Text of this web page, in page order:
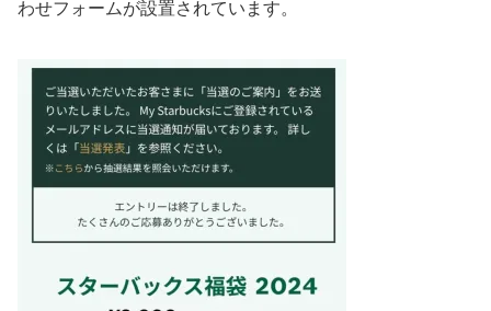
わせフォームが設置されています。